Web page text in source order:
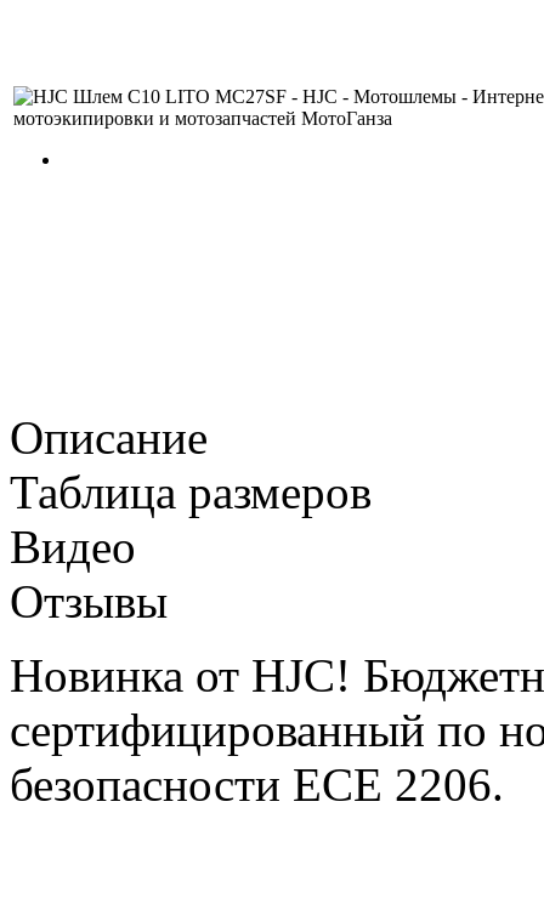
Описание
Таблица размеров
Видео
Отзывы
Новинка от HJC!
сертифицированный по
безопасности ECE 2206.